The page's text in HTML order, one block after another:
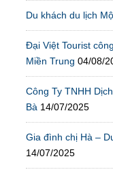
Du khách du lịch
Đại Việt Tourist
Miền Trung 04/08/
Công Ty TNHH
Bà 14/07/2025
Gia đình chị Hà –
14/07/2025